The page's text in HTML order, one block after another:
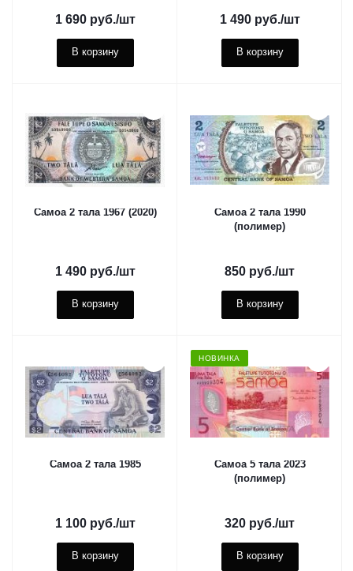
1 690руб./шт
В корзину
1 490руб./шт
В корзину
Самоа 2 тала 1967 (2020)
1 490руб./шт
В корзину
Самоа 2 тала 1990
(полимер)
850 руб./шт
В корзину
Самоа 2 тала 1985
1 100руб./шт
В корзину
НОВИНКА
Самоа 5 тала 2023
(полимер)
320 руб./шт
В корзину